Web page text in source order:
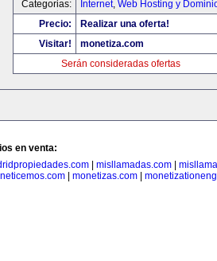
Categorias:
Internet, Web Hosting y
Precio:
Realizar una oferta!
Visitar!
monetiza.com
Serán consideradas ofertas
en venta:
| misllamadas.com|
| monetizas.com|